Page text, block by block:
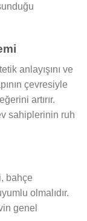
anlayışını ve
çevresiyle
artırır.
sahiplerinin ruh
bahçe
olmalıdır.
genel